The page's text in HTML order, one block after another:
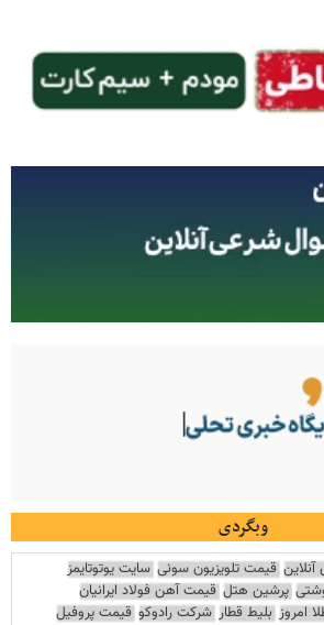
وبگردی
آنلاین قیمت تلویزیون سونی سایت یوتوتایمز
پرشین هتل قیمت آهن فولاد ایرانیان
امروز بلیط قطار شرکت رادوکو قیمت پروفیل